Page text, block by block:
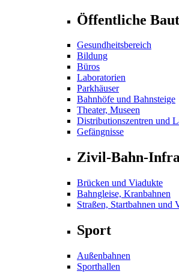
Öffentliche
Gesundheitsbereich
Bildung
Büros
Laboratorien
Parkhäuser
Bahnhöfe und Bahnsteige
Theater, Museen
Distributionszentren und
Gefängnisse
Zivil-Bahn-
Brücken und Viadukte
Bahngleise, Kranbahnen
Straßen, Startbahnen und
Sport
Außenbahnen
Sporthallen